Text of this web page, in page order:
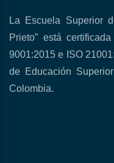
La Escuela Superior
Prieto” está
9001:2015 e ISO
de Educación
Colombia.